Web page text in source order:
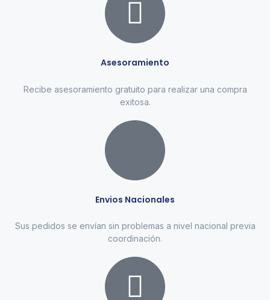
Asesoramiento
Recibe asesoramiento gratuito para realizar una compra
exitosa.
Envios Nacionales
Sus pedidos se envían sin problemas a nivel nacional previa
coordinación.